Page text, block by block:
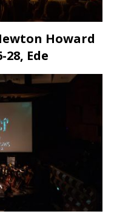
Howard
Ede